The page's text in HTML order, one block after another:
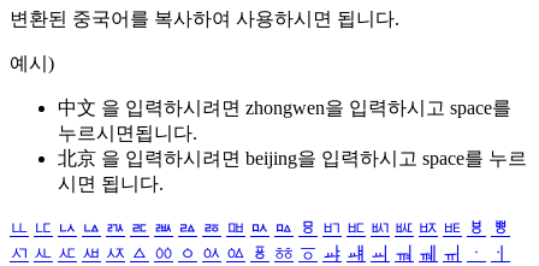
변환된 중국어를 복사하여 사용하시면 됩니다.
예시)
中文 을 입력하시려면 zhongwen을 입력하시고 space를
누르시면됩니다.
北京 을 입력하시려면 beijing을 입력하시고 space를 누르
시면 됩니다.
ㅥ ㅦ ㅧ ㅨ ㅩ ㅪ ㅫ ㅬ ㅭ ㅮ ㅯ ㅰ ㅱ ㅲ ㅳ ㅴ ㅵ ㅶ ㅷ ㅸ
ㅹ
ㅺ ㅻ ㅼ ㅽ ㅾ ㅿ ㆀ ㆁ ㆂ ㆃ ㆄ ㆅ ㆆ ㆇ ㆈ ㆉ ㆊ ㆋ ㆌ ㆍ
ㆎ